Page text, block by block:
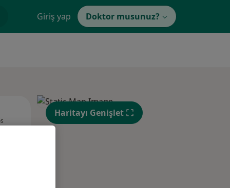
Giriş yap Doktor musunuz?
13 Ağustos
Cum,
14 Ağustos
Cmt,
15 Ağustos
Haritayı Genişlet